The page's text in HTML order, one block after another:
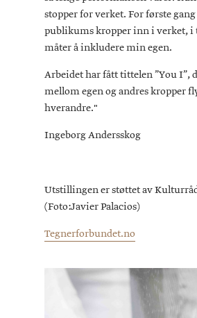
stopper for verket. For første
publikums kropper inn i verket, i
måter å inkludere min egen.
Arbeidet har fått tittelen ”You I”,
mellom egen og andres kropper
hverandre."
Ingeborg Andersskog
Utstillingen er støttet av
(Foto:Javier Palacios)
Tegnerforbundet.no